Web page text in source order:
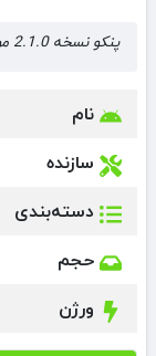
پنکو نسخه 2.1.0 مود شده
نام
سازنده
دسته‌بندی
حجم
ورژن